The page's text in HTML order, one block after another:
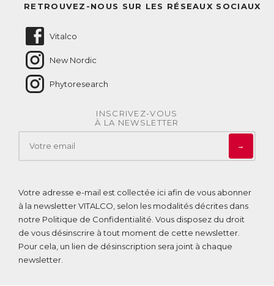
RETROUVEZ-NOUS SUR LES RÉSEAUX SOCIAUX
Vitalco
New Nordic
Phytoresearch
INSCRIVEZ-VOUS
À LA NEWSLETTER
→
Votre adresse e-mail est collectée ici afin de vous abonner
à la newsletter VITALCO, selon les modalités décrites dans
notre Politique de Confidentialité . Vous disposez du droit
de vous désinscrire à tout moment de cette newsletter.
Pour cela, un lien de désinscription sera joint à chaque
newsletter.